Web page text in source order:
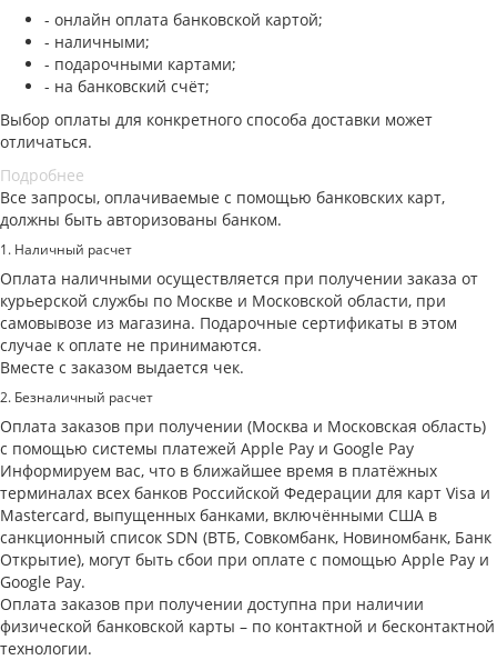
- онлайн оплата банковской картой;
- наличными;
- подарочными картами;
- на банковский счёт;
Выбор оплаты для конкретного способа доставки может
отличаться.
Подробнее
Все запросы, оплачиваемые с помощью банковских карт,
должны быть авторизованы банком.
1. Наличный расчет
Оплата наличными осуществляется при получении заказа от
курьерской службы по Москве и Московской области, при
самовывозе из магазина. Подарочные сертификаты в этом
случае к оплате не принимаются.
Вместе с заказом выдается чек.
2. Безналичный расчет
Оплата заказов при получении (Москва и Московская область)
с помощью системы платежей Apple Pay и Google Pay
Информируем вас, что в ближайшее время в платёжных
терминалах всех банков Российской Федерации для карт Visa и
Masterсard, выпущенных банками, включёнными США в
санкционный список SDN (ВТБ, Совкомбанк, Новиномбанк, Банк
Открытие), могут быть сбои при оплате с помощью Apple Pay и
Google Pay.
Оплата заказов при получении доступна при наличии
физической банковской карты – по контактной и бесконтактной
технологии.